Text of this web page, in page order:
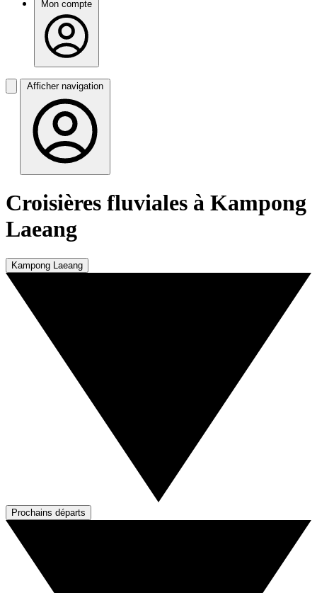
Mon compte
Afficher navigation
Croisières fluviales à Kampong
Laeang
Kampong Laeang
Prochains départs